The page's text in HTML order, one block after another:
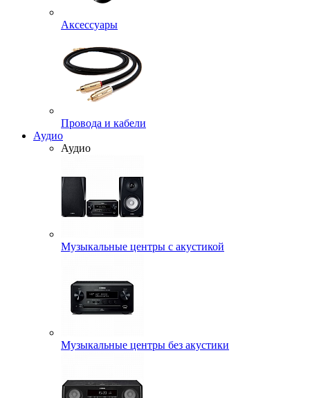
Аксессуары
Провода и кабели
Аудио
Аудио
Музыкальные центры с акустикой
Музыкальные центры без акустики